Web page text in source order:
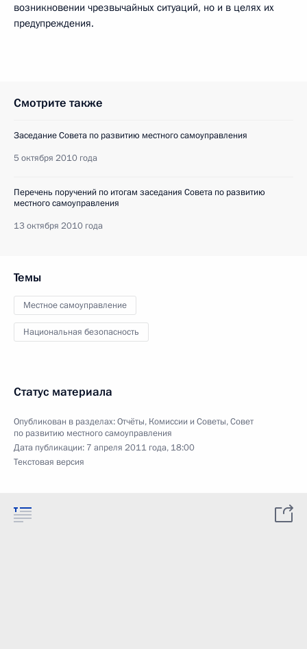
возникновении чрезвычайных ситуаций, но и в целях их
предупреждения.
Смотрите также
Заседание Совета по развитию местного самоуправления
5 октября 2010 года
Перечень поручений по итогам заседания Совета по развитию
местного самоуправления
13 октября 2010 года
Темы
Местное самоуправление
Национальная безопасность
Статус материала
Опубликован в разделах:Отчёты, Комиссии и Советы,Совет
по развитию местного самоуправления
Дата публикации: 7 апреля 2011 года, 18:00
Текстовая версия